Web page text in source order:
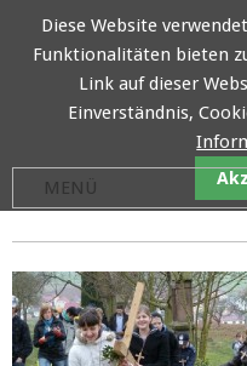
Diese Website
Funktionalitäten bieten
Link auf dieser
Einverständnis,